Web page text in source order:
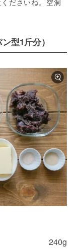
ださいね。空洞
型1斤分）
240g